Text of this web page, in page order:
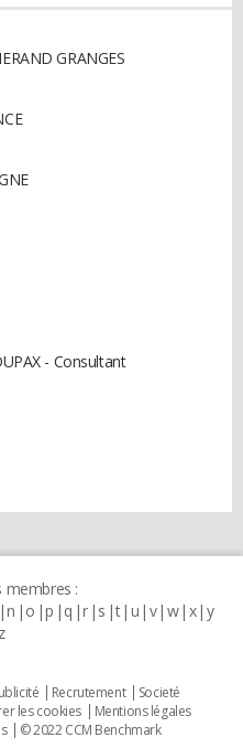
GRANGES
- Consultant
membres :
n o p q r s t u v w x y
z
Recrutement
Societé
les cookies
Mentions légales
© 2022 CCM Benchmark